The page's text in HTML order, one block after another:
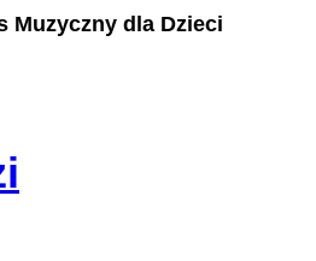
Muzyczny dla Dzieci